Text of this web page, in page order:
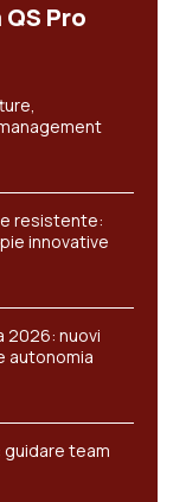
Ulcerosa
Pro
resistente:
innovative
2026: nuovi
autonomia
team